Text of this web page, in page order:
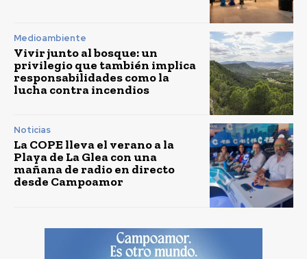
Medioambiente
Vivir junto al bosque: un
privilegio que también implica
responsabilidades como la
lucha contra incendios
Noticias
La COPE lleva el verano a la
Playa de La Glea con una
mañana de radio en directo
desde Campoamor